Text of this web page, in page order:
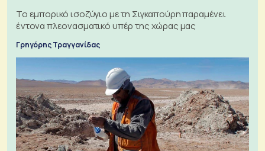
Το εμπορικό ισοζύγιο με τη Σιγκαπούρη παραμένει
έντονα πλεονασματικό υπέρ της χώρας μας
Γρηγόρης Τραγγανίδας